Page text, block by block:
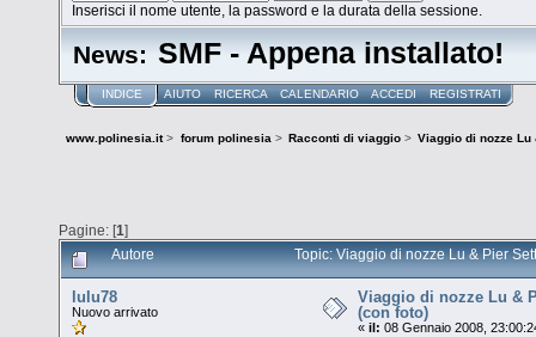
Inserisci il nome utente, la password e la durata della sessione.
News: SMF - Appena installato!
INDICE AIUTO RICERCA CALENDARIO ACCEDI REGISTRATI
www.polinesia.it> forum polinesia> Racconti di viaggio> Viaggio di nozze Lu
Pagine: [1]
Autore Topic: Viaggio di nozze Lu & Pier
lulu78
Nuovo arrivato
Viaggio di nozze Lu &
(con foto)
«il: 08 Gennaio 2008,